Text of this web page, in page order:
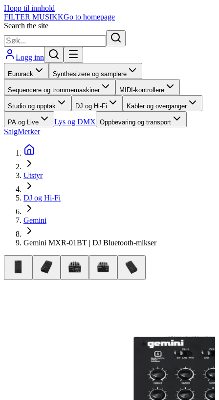
Hopp til innhold
FILTER MUSIKKGo to homepage
Search the site
Logg inn
Eurorack Synthesizere og samplere
Sequencere og trommemaskiner MIDI-kontrollere
Studio og opptak DJ og Hi-Fi Kabler og overganger
PA og Live Lys og DMX Oppbevaring og transport
SalgMerker
Utstyr
DJ og Hi-Fi
Gemini
Gemini MXR-01BT | DJ Bluetooth-mikser